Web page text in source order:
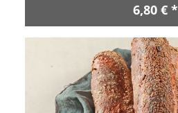
6,80 € *